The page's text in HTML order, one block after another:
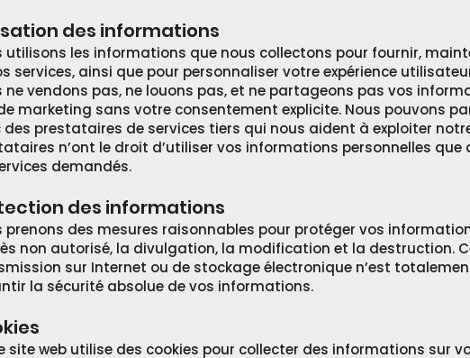
des informations
utilisons les informations que nous collectons pour fournir,
services, ainsi que pour personnaliser votre expérience
ne vendons pas, ne louons pas, et ne partageons pas vos
marketing sans votre consentement explicite. Nous pouvons
des prestataires de services tiers qui nous aident à exploiter
n’ont le droit d’utiliser vos informations personnelles
demandés.
des informations
prenons des mesures raisonnables pour protéger vos
non autorisé, la divulgation, la modification et la destruction.
sur Internet ou de stockage électronique n’est
la sécurité absolue de vos informations.
site web utilise des cookies pour collecter des informations sur